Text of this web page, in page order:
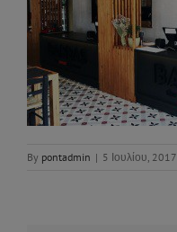
By pontadmin | 5 Ιουλίου, 2017